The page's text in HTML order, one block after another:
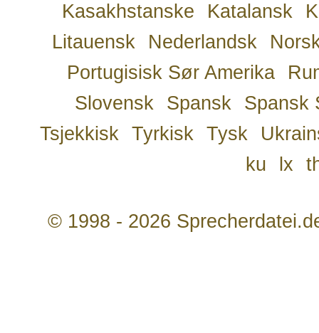
Kasakhstanske
Katalansk
Litauensk
Nederlandsk
Portugisisk Sør Amerika
Slovensk
Spansk
Spansk
Tsjekkisk
Tyrkisk Tysk
ku
lx
© 1998 - 2026